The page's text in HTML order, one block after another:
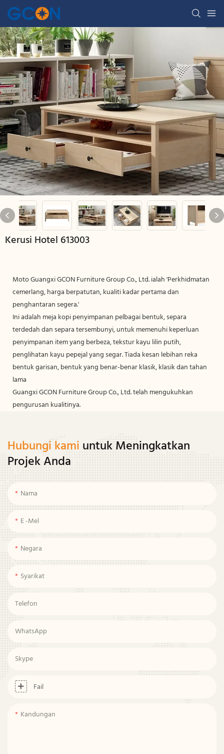
Kerusi Hotel 613003
Moto Guangxi GCON Furniture Group Co., Ltd. ialah 'Perkhidmatan
cemerlang, harga berpatutan, kualiti kadar pertama dan
penghantaran segera.'
Ini adalah meja kopi penyimpanan pelbagai bentuk, separa
terdedah dan separa tersembunyi, untuk memenuhi keperluan
penyimpanan item yang berbeza, tekstur kayu lilin putih,
penglihatan kayu pepejal yang segar. Tiada kesan lebihan reka
bentuk garisan, bentuk yang benar-benar klasik, klasik dan tahan
lama
Guangxi GCON Furniture Group Co., Ltd. telah mengukuhkan
pengurusan kualitinya.
Hubungi kami untuk Meningkatkan
Projek Anda
Nama
E -mel
Negara
Syarikat
Telefon
WhatsApp
Skype
Fail
Kandungan